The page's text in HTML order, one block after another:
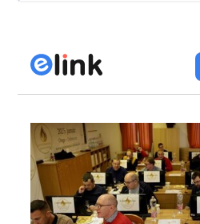
A HEGYKŐI 1 CSEPP
TÖBB, MINT EZER
A JÓ PÁLINKA
DÍJNYERTES PÁLINKA
A GYÜMÖLCS LEGJAVÁT